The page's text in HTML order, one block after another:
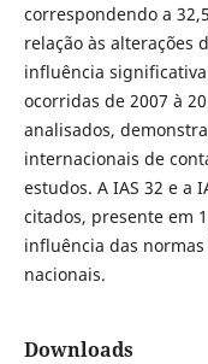
correspondendo a
relação às alterações
influência
ocorridas de 2007 à
analisados,
internacionais de
estudos. A IAS 32 e a
citados, presente em
influência das
nacionais.
Downloads